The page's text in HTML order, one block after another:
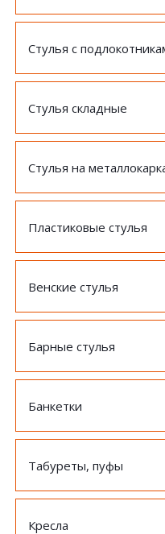
Стулья с
Стулья складные
Стулья на
Пластиковые стулья
Венские стулья
Барные стулья
Банкетки
Табуреты, пуфы
Кресла